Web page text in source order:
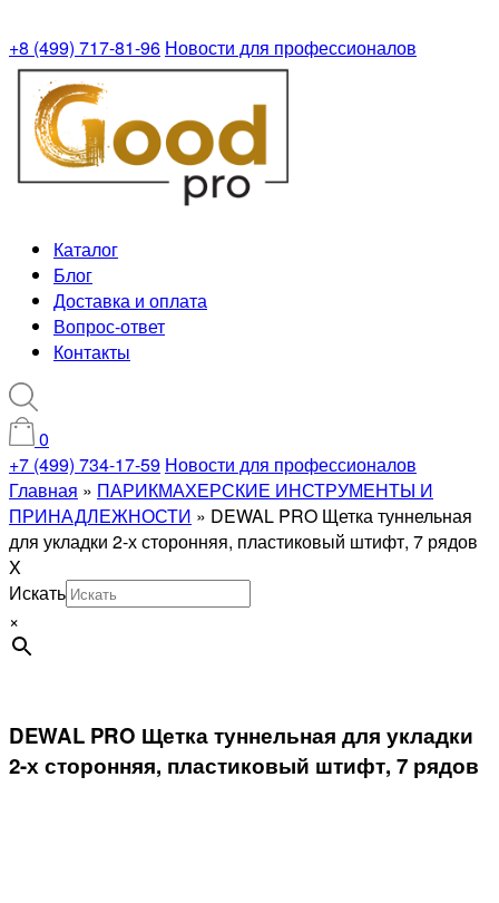
+8 (499) 717-81-96 Новости для профессионалов
Каталог
Блог
Доставка и оплата
Вопрос-ответ
Контакты
0
+7 (499) 734-17-59 Новости для профессионалов
Главная » ПАРИКМАХЕРСКИЕ ИНСТРУМЕНТЫ И
ПРИНАДЛЕЖНОСТИ » DEWAL PRO Щетка туннельная
для укладки 2-х сторонняя, пластиковый штифт, 7 рядов
X
Искать
×
DEWAL PRO Щетка туннельная для укладки
2-х сторонняя, пластиковый штифт, 7 рядов